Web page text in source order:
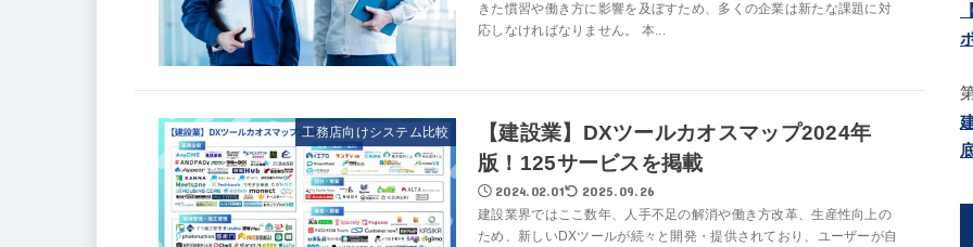
きた慣習や働き方に影響を及ぼすため、多くの企業は新たな課題に対
応しなければなりません。 本...
工務店向けシステム比較
【建設業】DXツールカオスマップ2024年
版！125サービスを掲載
2024.02.01 2025.09.26
建設業界ではここ数年、人手不足の解消や働き方改革、生産性向上の
ため、新しいDXツールが続々と開発・提供されており、ユーザーが自